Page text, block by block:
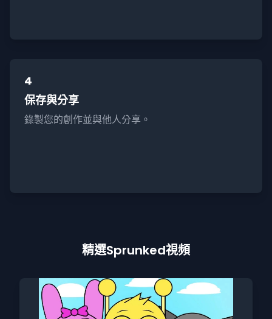
4
保存與分享
錄製您的創作並與他人分享。
精選Sprunked視頻